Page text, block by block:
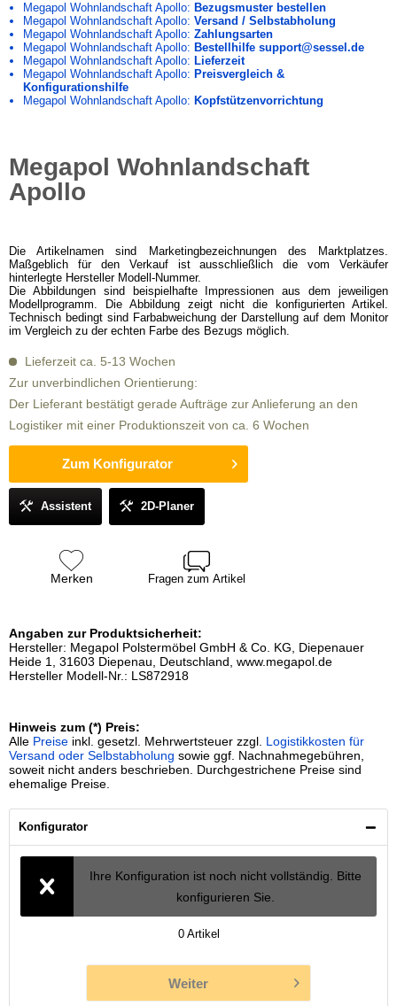
Megapol Wohnlandschaft Apollo: Bezugsmuster bestellen
Megapol Wohnlandschaft Apollo: Versand / Selbstabholung
Megapol Wohnlandschaft Apollo: Zahlungsarten
Megapol Wohnlandschaft Apollo: Bestellhilfe support@sessel.de
Megapol Wohnlandschaft Apollo: Lieferzeit
Megapol Wohnlandschaft Apollo: Preisvergleich &
Konfigurationshilfe
Megapol Wohnlandschaft Apollo: Kopfstützenvorrichtung
Megapol Wohnlandschaft
Apollo
Die Artikelnamen sind Marketingbezeichnungen des Marktplatzes.
Maßgeblich für den Verkauf ist ausschließlich die vom Verkäufer
hinterlegte Hersteller Modell-Nummer.
Die Abbildungen sind beispielhafte Impressionen aus dem jeweiligen
Modellprogramm. Die Abbildung zeigt nicht die konfigurierten Artikel.
Technisch bedingt sind Farbabweichung der Darstellung auf dem Monitor
im Vergleich zu der echten Farbe des Bezugs möglich.
Lieferzeit ca. 5-13 Wochen
Zur unverbindlichen Orientierung:
Der Lieferant bestätigt gerade Aufträge zur Anlieferung an den
Logistiker mit einer Produktionszeit von ca. 6 Wochen
Zum Konfigurator
Assistent 2D-Planer
Merken Fragen zum Artikel
Angaben zur Produktsicherheit:
Hersteller: Megapol Polstermöbel GmbH & Co. KG, Diepenauer
Heide 1, 31603 Diepenau, Deutschland, www.megapol.de
Hersteller Modell-Nr.: LS872918
Hinweis zum (*) Preis:
Alle Preise inkl. gesetzl. Mehrwertsteuer zzgl. Logistikkosten für
Versand oder Selbstabholung sowie ggf. Nachnahmegebühren,
soweit nicht anders beschrieben. Durchgestrichene Preise sind
ehemalige Preise.
Konfigurator
Ihre Konfiguration ist noch nicht vollständig. Bitte
konfigurieren Sie.
0 Artikel
Weiter